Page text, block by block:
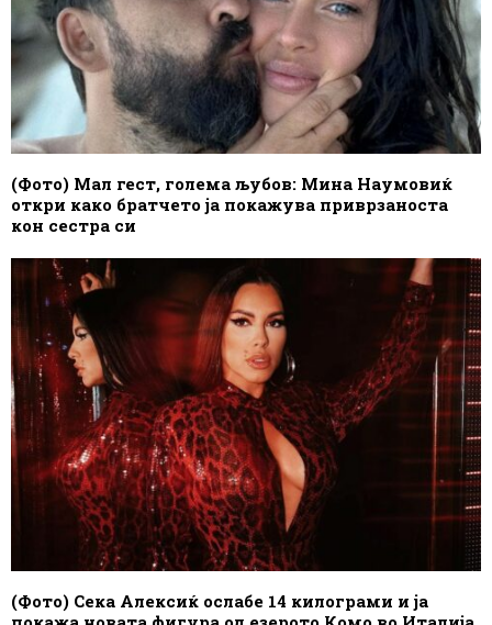
(Фото) Мал гест, голема љубов: Мина Наумовиќ
откри како братчето ја покажува приврзаноста
кон сестра си
(Фото) Сека Алексиќ ослабе 14 килограми и ја